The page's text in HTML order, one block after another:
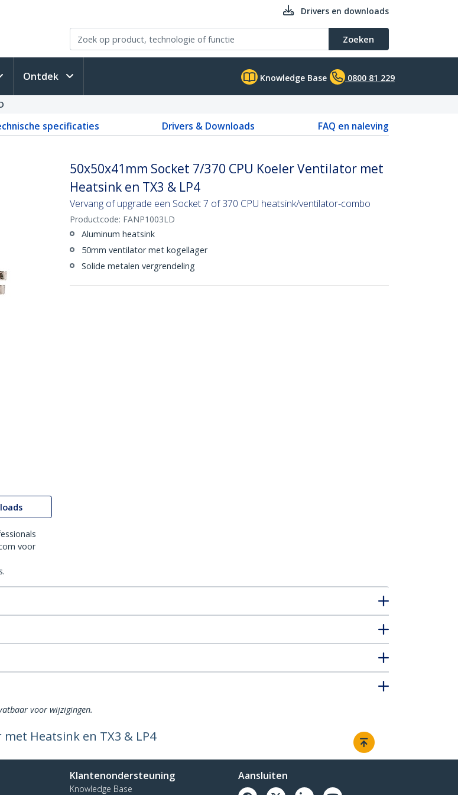
Drivers en downloads
Zoeken
Ontdek Knowledge Base 0800 81 229
specificaties Drivers & Downloads
FAQ en naleving
voor
50x50x41mm Socket 7/370 CPU Koeler Ventilator met
Heatsink en TX3 & LP4
Vervang of upgrade een Socket 7 of 370 CPU heatsink/ventilator-combo
Productcode: FANP1003LD
Aluminum heatsink
50mm ventilator met kogellager
Solide metalen vergrendeling
voor wijzigingen.
Heatsink en TX3 & LP4
Klantenondersteuning
Knowledge Base
Aansluiten